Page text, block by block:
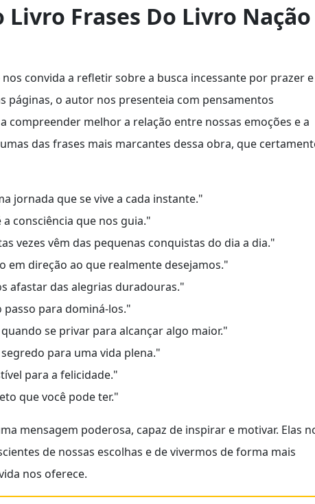
Livro Frases Do Livro Nação
convida a refletir sobre a busca incessante por prazer e
páginas, o autor nos presenteia com pensamentos
melhor a relação entre nossas emoções e a
das frases mais marcantes dessa obra, que
jornada que se vive a cada instante."
consciência que nos guia."
vezes vêm das pequenas conquistas do dia a dia."
em direção ao que realmente desejamos."
afastar das alegrias duradouras."
para dominá-los."
se privar para alcançar algo maior."
para uma vida plena."
para a felicidade."
que você pode ter."
mensagem poderosa, capaz de inspirar e motivar. Elas
de nossas escolhas e de vivermos de forma mais
nos oferece.